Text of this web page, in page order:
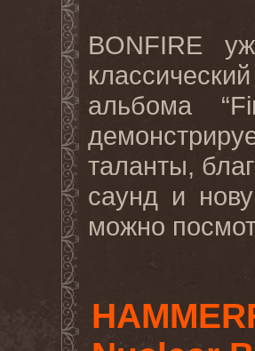
BONFIRE
классический
альбома
таланты,
саунд и
можно